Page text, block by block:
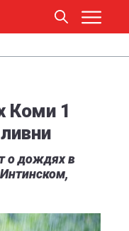
Коми 1
о дождях в